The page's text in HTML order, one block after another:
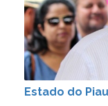
Estado do